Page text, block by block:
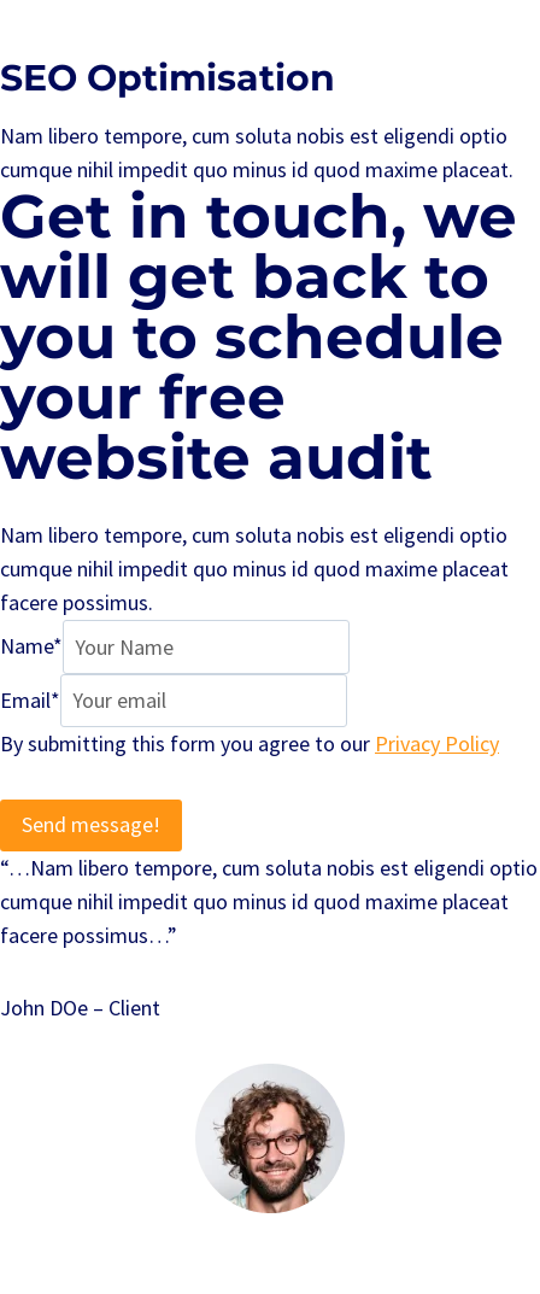
SEO Optimisation
Nam libero tempore, cum soluta nobis est eligendi optio
cumque nihil impedit quo minus id quod maxime placeat.
Get in touch, we
will get back to
you to schedule
your free
website audit
Nam libero tempore, cum soluta nobis est eligendi optio
cumque nihil impedit quo minus id quod maxime placeat
facere possimus.
Name*
Email*
By submitting this form you agree to our Privacy Policy
Send message!
“…Nam libero tempore, cum soluta nobis est eligendi optio
cumque nihil impedit quo minus id quod maxime placeat
facere possimus…”
John DOe – Client
Instagram